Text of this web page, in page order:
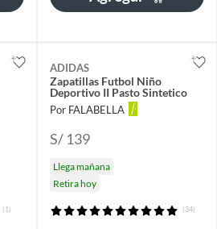
(1)
ADIDAS
Zapatillas Futbol Niño
Deportivo II Pasto Sintetico
Por FALABELLA
S/ 139
Llega mañana
Retira hoy
(34)